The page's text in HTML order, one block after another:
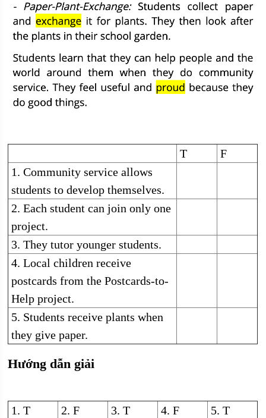
T
F
1. Community service allows
students to develop themselves.
2. Each student can join only one
project.
3. They tutor younger students.
4. Local children receive
postcards from the Postcards-to-
Help project.
5. Students receive plants when
they give paper.
Hướng dẫn giải
1. T 2. F 3. T 4. F 5. T